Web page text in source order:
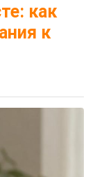
как
к